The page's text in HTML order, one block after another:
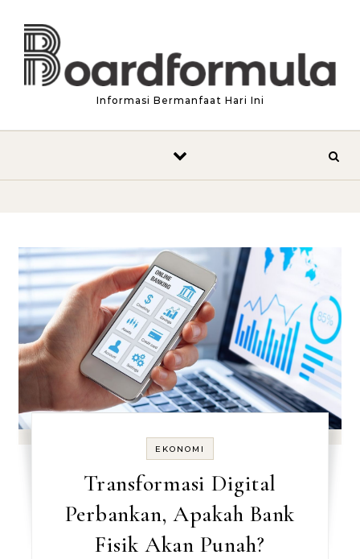
Informasi Bermanfaat Hari Ini
EKONOMI
Transformasi Digital
Perbankan, Apakah Bank
Fisik Akan Punah?